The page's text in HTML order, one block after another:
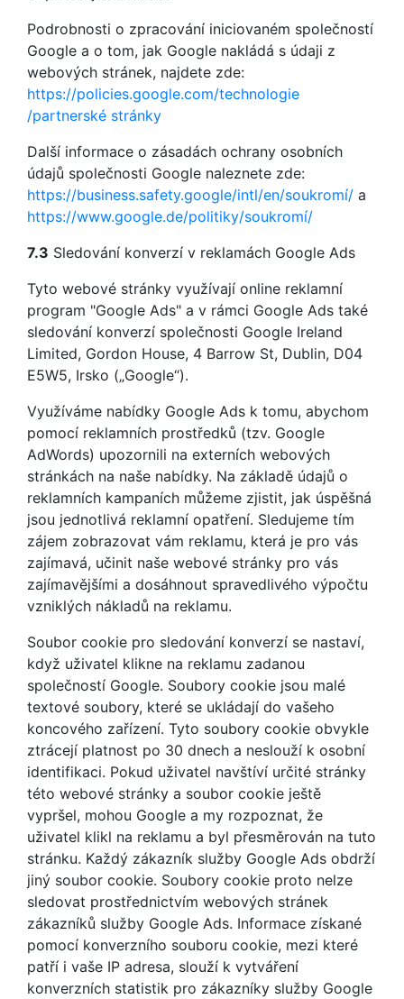
Podrobnosti o zpracování iniciovaném společností
Google a o tom, jak Google nakládá s údaji z
webových stránek, najdete zde:
https://policies.google.com/technologie
/partnerské stránky
Další informace o zásadách ochrany osobních
údajů společnosti Google naleznete zde:
https://business.safety.google/intl/en/soukromí/ a
https://www.google.de/politiky/soukromí/
7.3 Sledování konverzí v reklamách Google Ads
Tyto webové stránky využívají online reklamní
program "Google Ads" a v rámci Google Ads také
sledování konverzí společnosti Google Ireland
Limited, Gordon House, 4 Barrow St, Dublin, D04
E5W5, Irsko („Google“).
Využíváme nabídky Google Ads k tomu, abychom
pomocí reklamních prostředků (tzv. Google
AdWords) upozornili na externích webových
stránkách na naše nabídky. Na základě údajů o
reklamních kampaních můžeme zjistit, jak úspěšná
jsou jednotlivá reklamní opatření. Sledujeme tím
zájem zobrazovat vám reklamu, která je pro vás
zajímavá, učinit naše webové stránky pro vás
zajímavějšími a dosáhnout spravedlivého výpočtu
vzniklých nákladů na reklamu.
Soubor cookie pro sledování konverzí se nastaví,
když uživatel klikne na reklamu zadanou
společností Google. Soubory cookie jsou malé
textové soubory, které se ukládají do vašeho
koncového zařízení. Tyto soubory cookie obvykle
ztrácejí platnost po 30 dnech a neslouží k osobní
identifikaci. Pokud uživatel navštíví určité stránky
této webové stránky a soubor cookie ještě
vypršel, mohou Google a my rozpoznat, že
uživatel klikl na reklamu a byl přesměrován na tuto
stránku. Každý zákazník služby Google Ads obdrží
jiný soubor cookie. Soubory cookie proto nelze
sledovat prostřednictvím webových stránek
zákazníků služby Google Ads. Informace získané
pomocí konverzního souboru cookie, mezi které
patří i vaše IP adresa, slouží k vytváření
konverzních statistik pro zákazníky služby Google